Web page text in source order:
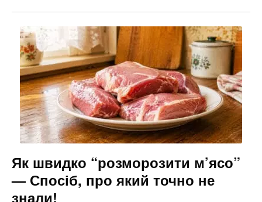
Як швидко “розморозити м’ясо”
— Спосіб, про який точно не
знали!